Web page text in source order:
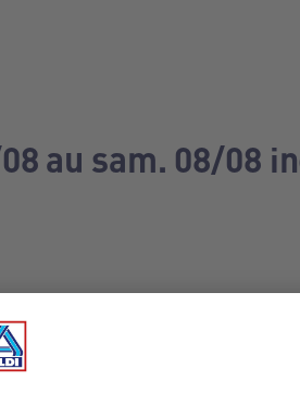
au sam. 08/08